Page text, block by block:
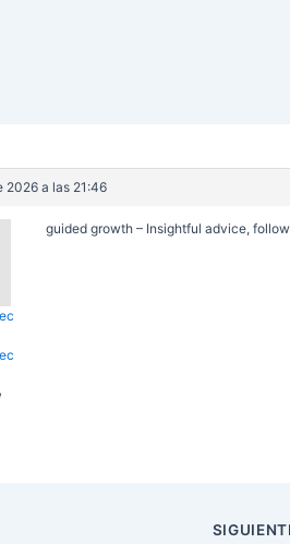
2026 a las 21:46
guided growth – Insightful advice,